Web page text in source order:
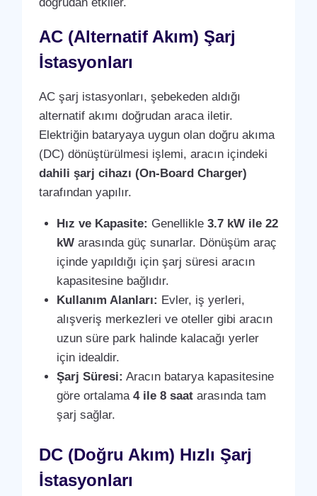
AC (Alternatif Akım) Şarj
İstasyonları
AC şarj istasyonları, şebekeden aldığı
alternatif akımı doğrudan araca iletir.
Elektriğin bataryaya uygun olan doğru akıma
(DC) dönüştürülmesi işlemi, aracın içindeki
dahili şarj cihazı (On-Board Charger)
tarafından yapılır.
Hız ve Kapasite: Genellikle3.7 kW ile 22
kW arasında güç sunarlar. Dönüşüm araç
içinde yapıldığı için şarj süresi aracın
kapasitesine bağlıdır.
Kullanım Alanları: Evler, iş yerleri,
alışveriş merkezleri ve oteller gibi aracın
uzun süre park halinde kalacağı yerler
için idealdir.
Şarj Süresi: Aracın batarya kapasitesine
göre ortalama4 ile 8 saat arasında tam
şarj sağlar.
DC (Doğru Akım) Hızlı Şarj
İstasyonları